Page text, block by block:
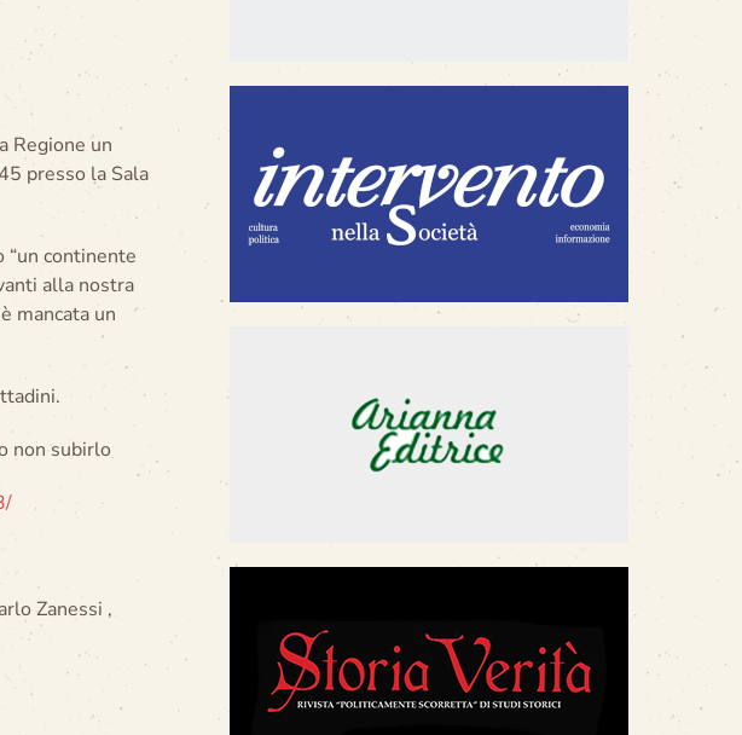
Regione un
presso la Sala
“un continente
alla nostra
mancata un
non subirlo
Zanessi ,